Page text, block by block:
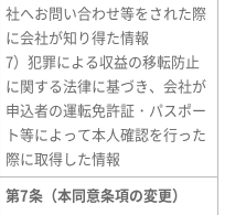
社へお問い合わせ等をされた際
に会社が知り得た情報
7）犯罪による収益の移転防止
に関する法律に基づき、会社が
申込者の運転免許証・パスポー
ト等によって本人確認を行った
際に取得した情報
第7条（本同意条項の変更）